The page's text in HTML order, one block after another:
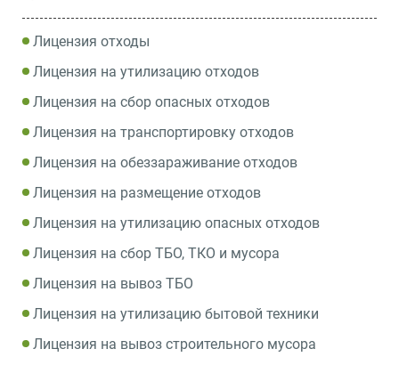
Лицензия отходы
Лицензия на утилизацию отходов
Лицензия на сбор опасных отходов
Лицензия на транспортировку отходов
Лицензия на обеззараживание отходов
Лицензия на размещение отходов
Лицензия на утилизацию опасных отходов
Лицензия на сбор ТБО, ТКО и мусора
Лицензия на вывоз ТБО
Лицензия на утилизацию бытовой техники
Лицензия на вывоз строительного мусора